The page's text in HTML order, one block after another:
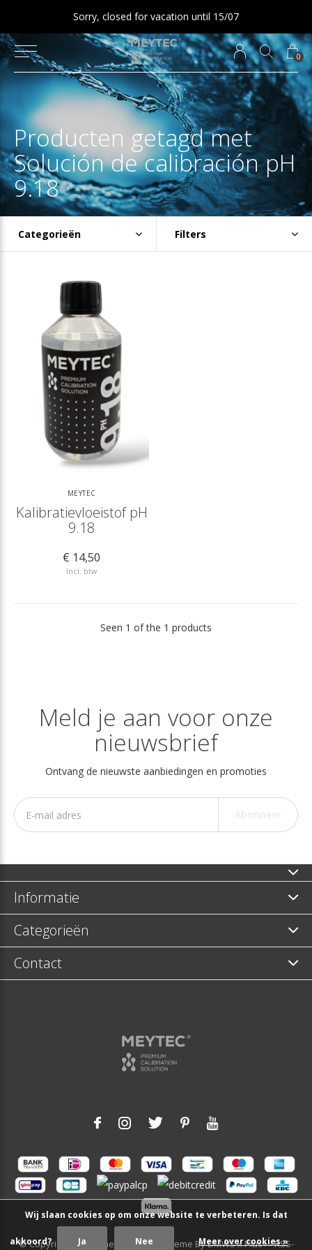
0
Sorry, closed for vacation until 15/07
Producten getagd met
Solución de calibración pH
9.18
Categorieën Filters
MEYTEC
Kalibratievloeistof pH
9.18
€ 14,50
Incl. btw
Seen 1 of the 1 products
Meld je aan voor onze
nieuwsbrief
Ontvang de nieuwste aanbiedingen en promoties
Informatie
Categorieën
Contact
© Copyright 2026 - Theme RePos - Theme ByDMWSxPlus+-RSS-
Wij slaan cookies op om onze website te verbeteren. Is dat
akkoord? Ja Nee Meer over cookies »